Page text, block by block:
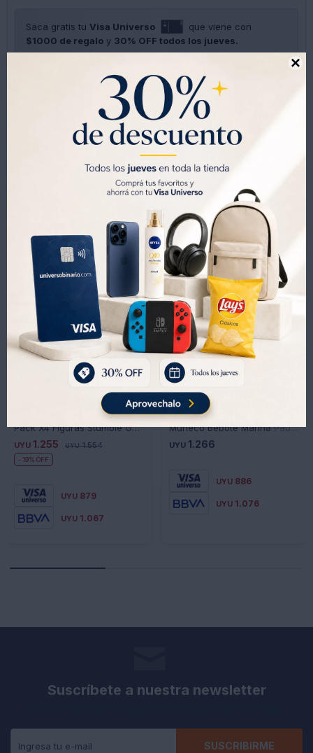

Saca gratis tu Visa Universo
que viene con
$1000 de regalo y 30% OFF todos los jueves.
 
Métodos y costos de envíos
Productos que te pueden interesar
Pack X4 Figuras Stumble Guys SG3204 1 Sorpresa - PACK-2
UYU 1.255 UYU 1.554
19
UYU 879
UYU 1.067
Muñeco Bebote Marina Pau Cuco Baby Nature Edition 28 cm
UYU 1.266
UYU 886
UYU 1.076
Suscríbete a nuestra newsletter
SUSCRIBIRME